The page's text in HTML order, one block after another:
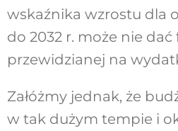
wskaźnika wzrostu dla
do 2032 r. może nie
przewidzianej na
Załóżmy jednak, że
w tak dużym tempie i